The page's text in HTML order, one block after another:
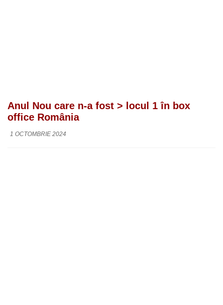
Anul Nou care n-a fost > locul 1 în box
office România
1 OCTOMBRIE 2024